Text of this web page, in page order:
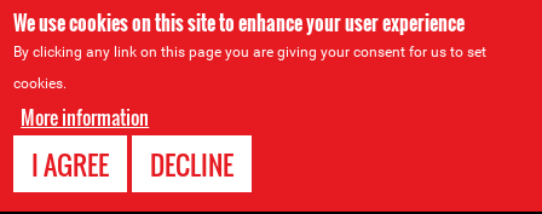
We use cookies on this site to enhance your user experience
By clicking any link on this page you are giving your consent for us to set
cookies.
More information
I AGREE DECLINE